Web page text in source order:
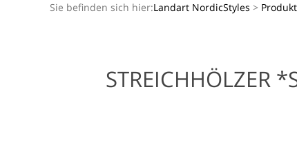
Sie befinden sich hier:Landart NordicStyles >
STREICHHÖLZER